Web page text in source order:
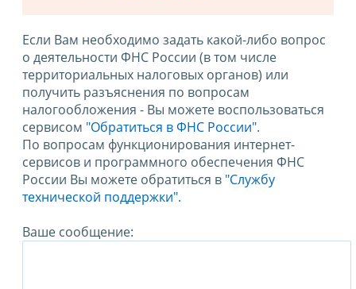
Если Вам необходимо задать какой-либо вопрос
о деятельности ФНС России (в том числе
территориальных налоговых органов) или
получить разъяснения по вопросам
налогообложения - Вы можете воспользоваться
сервисом "Обратиться в ФНС России".
По вопросам функционирования интернет-
сервисов и программного обеспечения ФНС
России Вы можете обратиться в "Службу
технической поддержки".
Ваше сообщение: